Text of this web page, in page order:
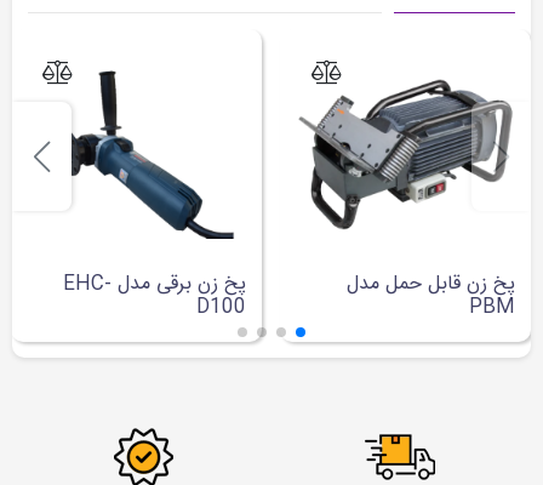
پخ زن قابل حمل مدل
PBM
پخ زن برقی مدل EHC-
D100